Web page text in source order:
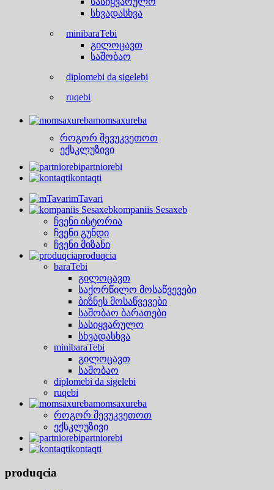
სხვადასხვა
minibaraTebi
გილოცავთ
საშობაო
diplomebi da sigelebi
ruqebi
momsaxureba
როგორ შევუკვეთოთ
ექსკლუზივი
partniorebi
kontaqti
mTavari
kompaniis Sesaxeb
ჩვენი ისტორია
ჩვენი გუნდი
ჩვენი მიზანი
produqcia
baraTebi
გილოცავთ
საქორწილო მოსაწვევები
ბიზნეს მოსაწვევები
საშობაო ბარათები
სასიყვარულო
სხვადასხვა
minibaraTebi
გილოცავთ
საშობაო
diplomebi da sigelebi
ruqebi
momsaxureba
როგორ შევუკვეთოთ
ექსკლუზივი
partniorebi
kontaqti
produqcia